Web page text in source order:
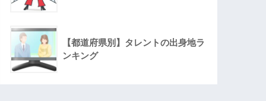
【都道府県別】タレントの出身地ラ
ンキング